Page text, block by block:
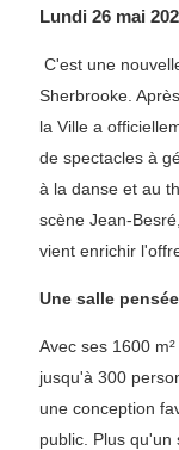
Lundi 26 mai
C'est une
Sherbrooke.
la Ville a
de spectacles à
à la danse et au
scène Jean-
vient enrichir
Une salle
Avec ses 1600
jusqu'à 300
une conception
public. Plus qu'un